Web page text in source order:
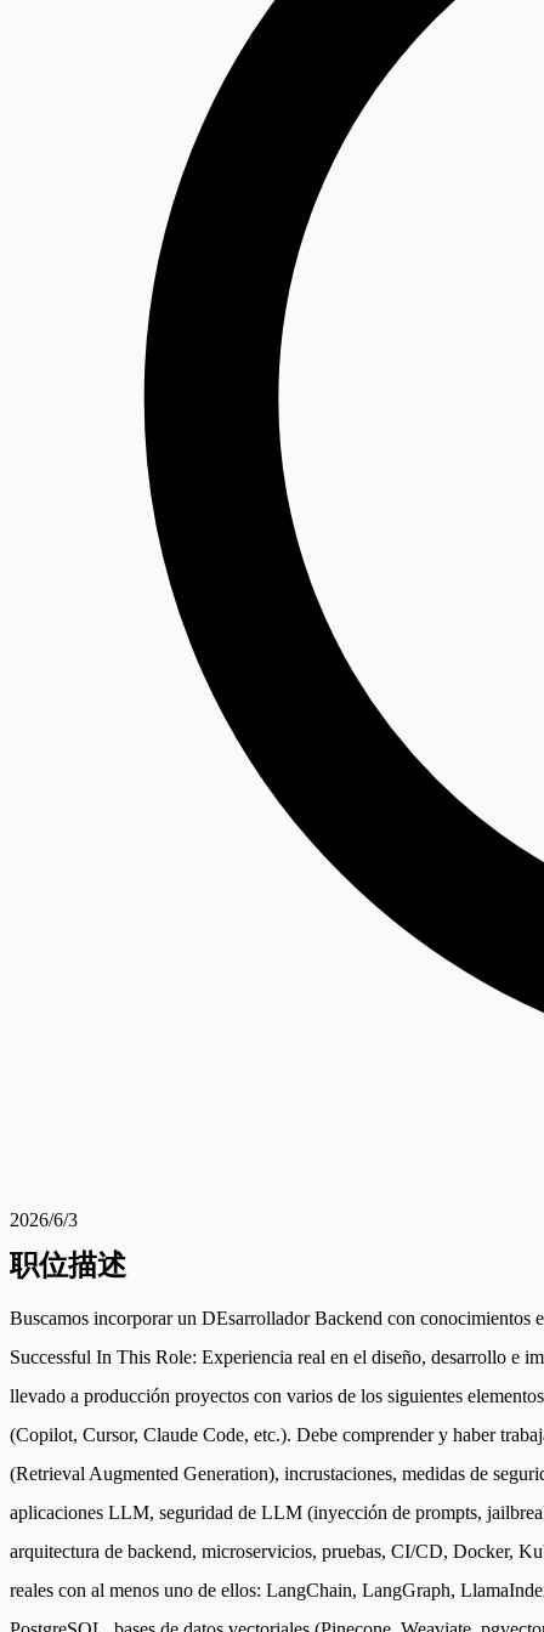
2026/6/3
职位描述
Buscamos incorporar un DEsarrollador Backend con conocimientos
Successful In This Role: Experiencia real en el diseño, desarrollo e
llevado a producción proyectos con varios de los siguientes
(Copilot, Cursor, Claude Code, etc.). Debe comprender y haber
(Retrieval Augmented Generation), incrustaciones, medidas de
aplicaciones LLM, seguridad de LLM (inyección de prompts,
arquitectura de backend, microservicios, pruebas, CI/CD, Docker,
reales con al menos uno de ellos: LangChain, LangGraph,